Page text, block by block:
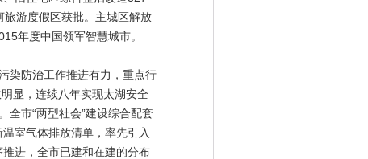
游度假区获批。主城区解放
年度中国领军智慧城市。
染防治工作推进有力，重点行
显，连续八年实现太湖安全
全市“两型社会”建设综合配套
室气体排放清单，率先引入
进，全市已建和在建的分布